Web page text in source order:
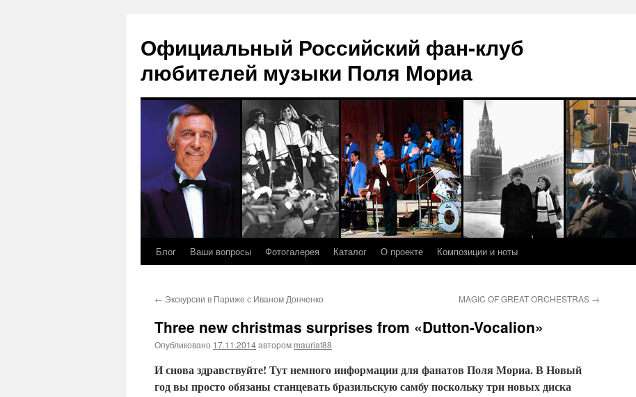
Официальный Российский фан-клуб
любителей музыки Поля Мориа
Перейти
содержимому
Блог Ваши вопросы Фотогалерея Каталог О проекте Композиции и ноты
← Экскурсии в Париже с Иваном Донченко MAGIC OF GREAT ORCHESTRAS →
Three new christmas surprises from «Dutton-Vocalion»
Опубликовано 17.11.2014автором mauriat88
И снова здравствуйте! Тут немного информации для фанатов Поля Мориа. В Новый
год вы просто обязаны станцевать бразильскую самбу поскольку три новых диска